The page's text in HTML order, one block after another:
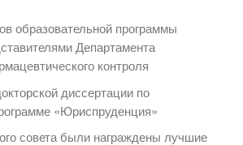
образовательной программы
Департамента
контроля
диссертации по
«Юриспруденция»
совета были награждены лучшие